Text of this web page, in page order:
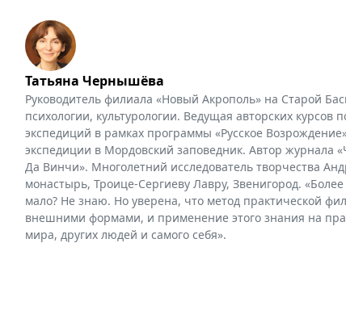
Татьяна Чернышёва
Руководитель филиала «Новый Акрополь» на Старой
психологии, культурологии. Ведущая авторских
экспедиций в рамках программы «Русское
экспедиции в Мордовский заповедник. Автор журнала
Да Винчи». Многолетний исследователь творчества
монастырь, Троице-Сергиеву Лавру, Звенигород.
мало? Не знаю. Но уверена, что метод практической
внешними формами, и применение этого знания на
мира, других людей и самого себя».